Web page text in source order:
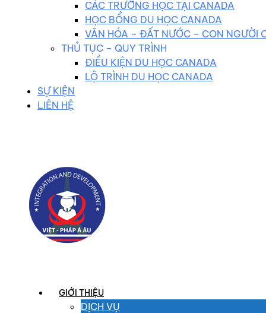
CÁC TRƯỜNG HỌC TẠI CANADA
HỌC BỔNG DU HỌC CANADA
VĂN HÓA – ĐẤT NƯỚC – CON NGƯỜI
THỦ TỤC – QUY TRÌNH
ĐIỀU KIỆN DU HỌC CANADA
LỘ TRÌNH DU HỌC CANADA
SỰ KIỆN
LIÊN HỆ
GIỚI THIỆU
DỊCH VỤ